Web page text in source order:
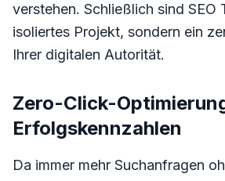
verstehen. Schließlich sind SEO
isoliertes Projekt, sondern ein
Ihrer digitalen Autorität.
Zero-Click-
Erfolgskennzahlen
Da immer mehr Suchanfragen